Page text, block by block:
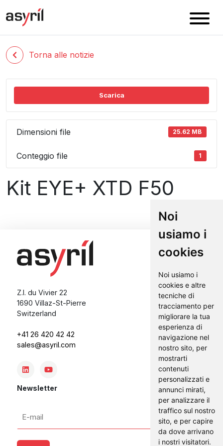
Noi
usiamo i
cookies
Noi usiamo i
cookies e altre
tecniche di
tracciamento per
migliorare la tua
esperienza di
navigazione nel
nostro sito, per
mostrarti
contenuti
personalizzati e
annunci mirati,
per analizzare il
traffico sul nostro
sito, e per capire
da dove arrivano
i nostri visitatori.
Torna alle notizie
Scarica
Dimensioni file 25.62 MB
Conteggio file 1
Kit EYE+ XTD F50
Z.I. du Vivier 22
1690 Villaz-St-Pierre
Switzerland
+41 26 420 42 42
sales@asyril.com
Newsletter
mail